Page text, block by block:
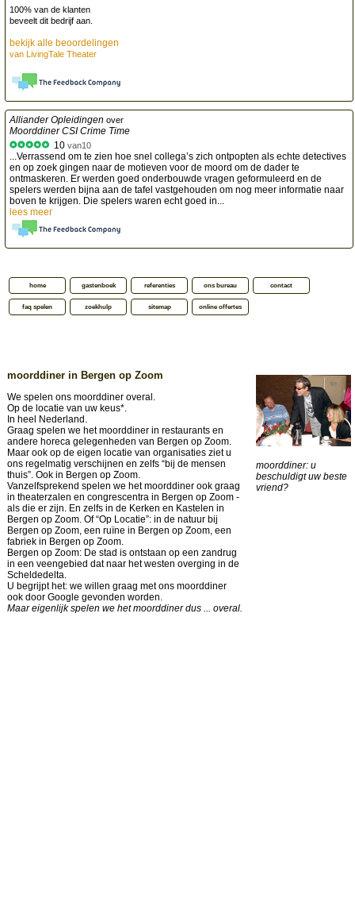
100% van de klanten
beveelt dit bedrijf aan.
bekijk alle beoordelingen
van LivingTale Theater
Alliander Opleidingen over
Moorddiner CSI Crime Time
10van10
...Verrassend om te zien hoe snel collega’s zich ontpopten als echte detectives
en op zoek gingen naar de motieven voor de moord om de dader te
ontmaskeren. Er werden goed onderbouwde vragen geformuleerd en de
spelers werden bijna aan de tafel vastgehouden om nog meer informatie naar
boven te krijgen. Die spelers waren echt goed in...
lees meer
home gastenboek referenties ons bureau contact
faq spelen zoekhulp sitemap online offertes
moorddiner in Bergen op Zoom
We spelen ons moorddiner overal.
Op de locatie van uw keus*.
In heel Nederland.
Graag spelen we het moorddiner in restaurants en
andere horeca gelegenheden van Bergen op Zoom.
Maar ook op de eigen locatie van organisaties ziet u
ons regelmatig verschijnen en zelfs “bij de mensen
thuis”. Ook in Bergen op Zoom.
Vanzelfsprekend spelen we het moorddiner ook graag
in theaterzalen en congrescentra in Bergen op Zoom -
als die er zijn. En zelfs in de Kerken en Kastelen in
Bergen op Zoom. Of “Op Locatie”: in de natuur bij
Bergen op Zoom, een ruïne in Bergen op Zoom, een
fabriek in Bergen op Zoom.
Bergen op Zoom: De stad is ontstaan op een zandrug
in een veengebied dat naar het westen overging in de
Scheldedelta.
U begrijpt het: we willen graag met ons moorddiner
ook door Google gevonden worden.
Maar eigenlijk spelen we het moorddiner dus ... overal.
moorddiner: u
beschuldigt uw beste
vriend?